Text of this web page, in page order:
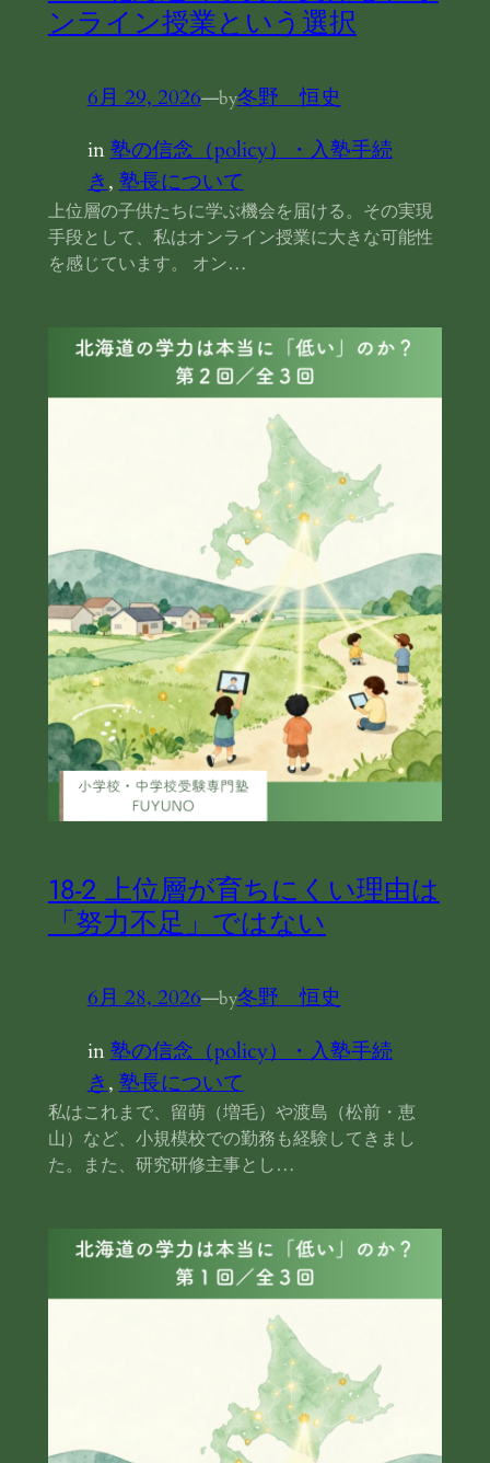
ンライン授業という選択
6月 29, 2026—by冬野 恒史
in塾の信念（policy）・入塾手続
き, 塾長について
上位層の子供たちに学ぶ機会を届ける。その実現
手段として、私はオンライン授業に大きな可能性
を感じています。 オン…
18-2 上位層が育ちにくい理由は
「努力不足」ではない
6月 28, 2026—by冬野 恒史
in塾の信念（policy）・入塾手続
き, 塾長について
私はこれまで、留萌（増毛）や渡島（松前・恵
山）など、小規模校での勤務も経験してきまし
た。また、研究研修主事とし…